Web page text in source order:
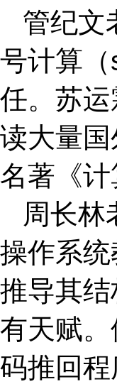
管纪文
号计算
任。苏
读大量
名著《
周长林
操作系
推导其
有天赋
码推回